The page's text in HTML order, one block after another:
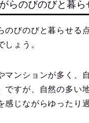
らのびのびと暮ら
のびのびと暮らせる
しょう。
マンションが多く、
ですが、自然の多い
感じながらゆったり